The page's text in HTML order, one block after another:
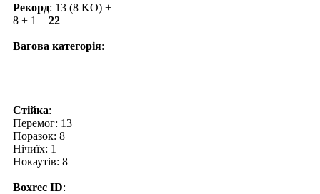
Рекорд: 13 (8 KO) +
8 + 1 = 22
Вагова категорія:
Стійка:
Перемог: 13
Поразок: 8
Нічиїх: 1
Нокаутів: 8
Boxrec ID: